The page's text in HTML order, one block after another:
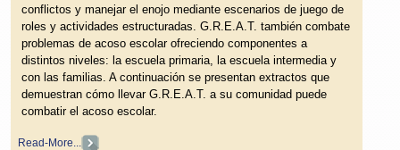
conflictos y manejar el enojo mediante escenarios de juego de
roles y actividades estructuradas. G.R.E.A.T. también combate
problemas de acoso escolar ofreciendo componentes a
distintos niveles: la escuela primaria, la escuela intermedia y
con las familias. A continuación se presentan extractos que
demuestran cómo llevar G.R.E.A.T. a su comunidad puede
combatir el acoso escolar.
Read-More...